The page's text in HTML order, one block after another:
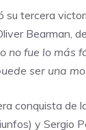
su tercera
Bearman,
no fue lo más
ser una
conquista
y Sergio